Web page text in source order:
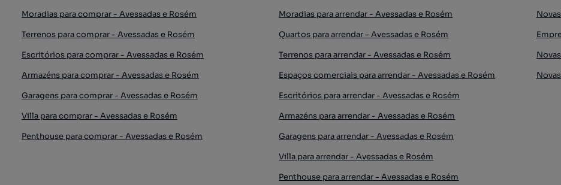
Moradias para comprar - Avessadas e Rosém
Terrenos para comprar - Avessadas e Rosém
Escritórios para comprar - Avessadas e Rosém
Armazéns para comprar - Avessadas e Rosém
Garagens para comprar - Avessadas e Rosém
Villa para comprar - Avessadas e Rosém
Penthouse para comprar - Avessadas e Rosém
Moradias para arrendar - Avessadas e Rosém
Quartos para arrendar - Avessadas e Rosém
Terrenos para arrendar - Avessadas e Rosém
Espaços comerciais para arrendar - Avessadas e Rosém
Escritórios para arrendar - Avessadas e Rosém
Armazéns para arrendar - Avessadas e Rosém
Garagens para arrendar - Avessadas e Rosém
Villa para arrendar - Avessadas e Rosém
Penthouse para arrendar - Avessadas e Rosém